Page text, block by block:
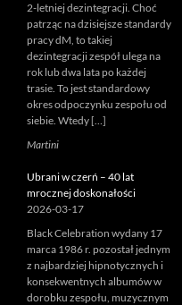
2-letniej dezintegracji. Choć
patrząc na dzisiejsze standardy
pracy dM, to takiej
dezintegracji zespół ulega na
rok lub dwa lata po każdej
trasie. To jest standardowy
okres odpoczynku zespołu od
siebie. Wtedy […]
Martini
Ubrani w czerń – 40 lat
mrocznej doskonałości
2026-03-17
Black Celebration wydany 17
marca 1986 r. pozostał jednym
z najbardziej hipnotycznych i
konsekwentnych albumów w
dorobku zespołu, muzycznym